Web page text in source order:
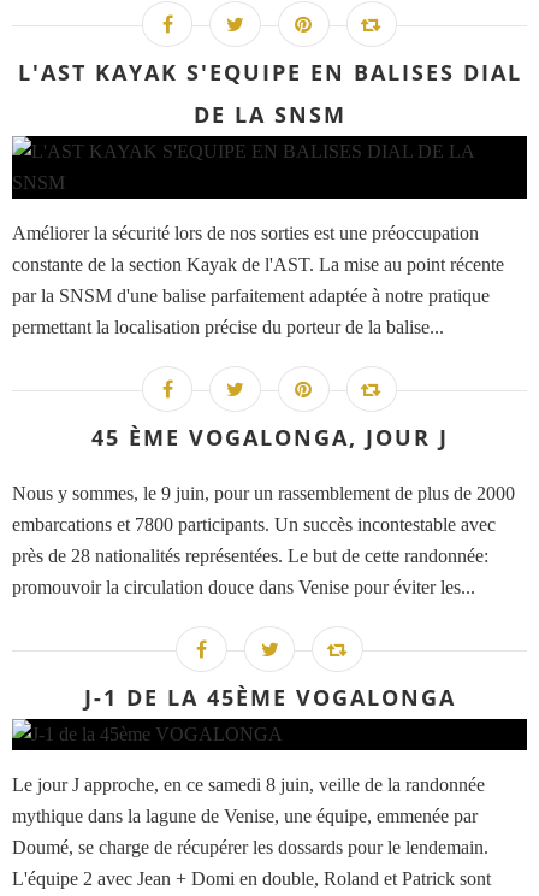
L'AST KAYAK S'EQUIPE EN BALISES DIAL
DE LA SNSM
Améliorer la sécurité lors de nos sorties est une préoccupation
constante de la section Kayak de l'AST. La mise au point récente
par la SNSM d'une balise parfaitement adaptée à notre pratique
permettant la localisation précise du porteur de la balise...
45 ÈME VOGALONGA, JOUR J
Nous y sommes, le 9 juin, pour un rassemblement de plus de 2000
embarcations et 7800 participants. Un succès incontestable avec
près de 28 nationalités représentées. Le but de cette randonnée:
promouvoir la circulation douce dans Venise pour éviter les...
J-1 DE LA 45ÈME VOGALONGA
Le jour J approche, en ce samedi 8 juin, veille de la randonnée
mythique dans la lagune de Venise, une équipe, emmenée par
Doumé, se charge de récupérer les dossards pour le lendemain.
L'équipe 2 avec Jean + Domi en double, Roland et Patrick sont